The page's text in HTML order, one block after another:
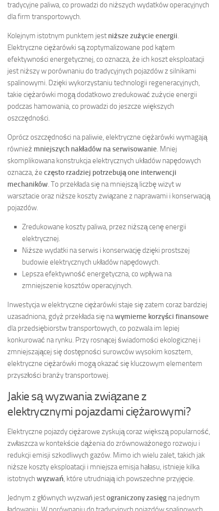
tradycyjne paliwa, co prowadzi do niższych wydatków operacyjnych
dla firm transportowych.
Kolejnym istotnym punktem jest niższe zużycie energii.
Elektryczne ciężarówki są zoptymalizowane pod kątem
efektywności energetycznej, co oznacza, że ich koszt eksploatacji
jest niższy w porównaniu do tradycyjnych pojazdów z silnikami
spalinowymi. Dzięki wykorzystaniu technologii regeneracyjnych,
takie ciężarówki mogą dodatkowo zredukować zużycie energii
podczas hamowania, co prowadzi do jeszcze większych
oszczędności.
Oprócz oszczędności na paliwie, elektryczne ciężarówki wymagają
również mniejszych nakładów na serwisowanie. Mniej
skomplikowana konstrukcja elektrycznych układów napędowych
oznacza, że często rzadziej potrzebują one interwencji
mechaników. To przekłada się na mniejszą liczbę wizyt w
warsztacie oraz niższe koszty związane z naprawami i konserwacją
pojazdów.
Zredukowane koszty paliwa, przez niższą cenę energii
elektrycznej.
Niższe wydatki na serwis i konserwację dzięki prostszej
budowie elektrycznych układów napędowych.
Lepsza efektywność energetyczna, co wpływa na
zmniejszenie kosztów operacyjnych.
Inwestycja w elektryczne ciężarówki staje się zatem coraz bardziej
uzasadniona, gdyż przekłada się nawymierne korzyści finansowe
dla przedsiębiorstw transportowych, co pozwala im lepiej
konkurować na rynku. Przy rosnącej świadomości ekologicznej i
zmniejszającej się dostępności surowców wysokim kosztem,
elektryczne ciężarówki mogą okazać się kluczowym elementem
przyszłości branży transportowej.
Jakie są wyzwania związane z
elektrycznymi pojazdami ciężarowymi?
Elektryczne pojazdy ciężarowe zyskują coraz większą popularność,
zwłaszcza w kontekście dążenia do zrównoważonego rozwoju i
redukcji emisji szkodliwych gazów. Mimo ich wielu zalet, takich jak
niższe koszty eksploatacji i mniejsza emisja hałasu, istnieje kilka
istotnych wyzwań, które utrudniają ich powszechne przyjęcie.
Jednym z głównych wyzwań jestograniczony zasięg na jednym